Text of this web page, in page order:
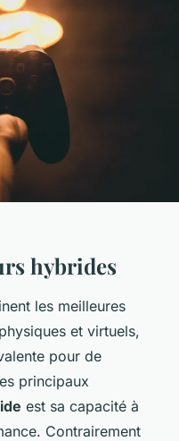
hybrides
les meilleures
et virtuels,
pour de
principaux
est sa capacité à
Contrairement